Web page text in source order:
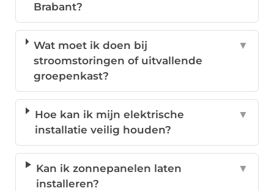
Brabant?
Wat moet ik doen bij
stroomstoringen of uitvallende
groepenkast?
▼
Hoe kan ik mijn elektrische
installatie veilig houden?
▼
Kan ik zonnepanelen laten
installeren?
▼